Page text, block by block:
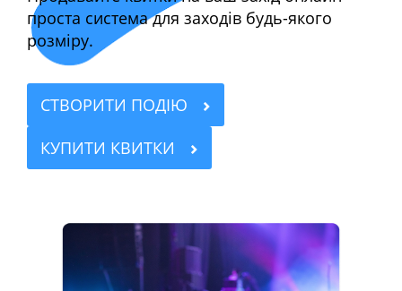
проста система для заходів будь-якого
розміру.
СТВОРИТИ ПОДІЮ
КУПИТИ КВИТКИ